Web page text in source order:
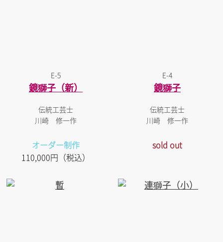
E-5
鏡獅子（新）
伝統工芸士
川崎 修一作
オーダー制作
110,000円（税込）
E-4
鏡獅子
伝統工芸士
川崎 修一作
sold out